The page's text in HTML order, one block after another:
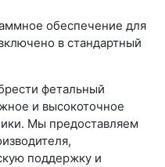
обеспечение для
в стандартный
фетальный
и высокоточное
Мы предоставляем
поддержку и